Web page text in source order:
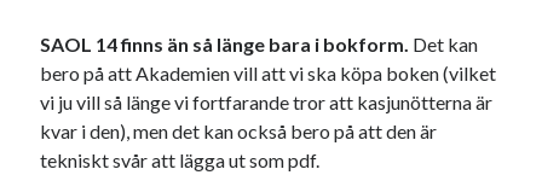
Egna länkar
Bokstävlar & AI – mitt levebröd. Gå en kurs!
Den stora bloggläsarvärvsveckan
Godisbrödet från himlen
Köttfärslimpan på allas läppar
SAOL 14 finns än så länge bara i bokform. Det kan
bero på att Akademien vill att vi ska köpa boken (vilket
vi ju vill så länge vi fortfarande tror att kasjunötterna är
kvar i den), men det kan också bero på att den är
tekniskt svår att lägga ut som pdf.